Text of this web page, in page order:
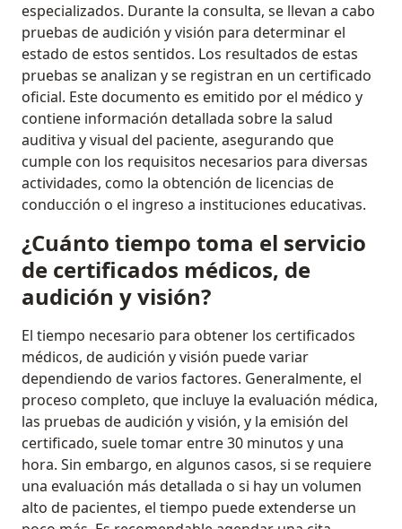
especializados. Durante la consulta, se llevan a cabo
pruebas de audición y visión para determinar el
estado de estos sentidos. Los resultados de estas
pruebas se analizan y se registran en un certificado
oficial. Este documento es emitido por el médico y
contiene información detallada sobre la salud
auditiva y visual del paciente, asegurando que
cumple con los requisitos necesarios para diversas
actividades, como la obtención de licencias de
conducción o el ingreso a instituciones educativas.
¿Cuánto tiempo toma el servicio
de certificados médicos, de
audición y visión?
El tiempo necesario para obtener los certificados
médicos, de audición y visión puede variar
dependiendo de varios factores. Generalmente, el
proceso completo, que incluye la evaluación médica,
las pruebas de audición y visión, y la emisión del
certificado, suele tomar entre 30 minutos y una
hora. Sin embargo, en algunos casos, si se requiere
una evaluación más detallada o si hay un volumen
alto de pacientes, el tiempo puede extenderse un